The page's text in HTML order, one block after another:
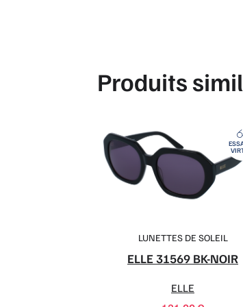
Produits
LUNETTES DE SOLEIL
ELLE 31569 BK-NOIR
ELLE